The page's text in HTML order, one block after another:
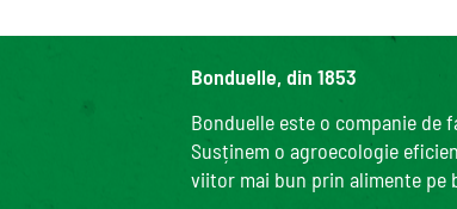
Bonduelle, din 1853
Bonduelle este o companie de
Susținem o agroecologie
viitor mai bun prin alimente pe